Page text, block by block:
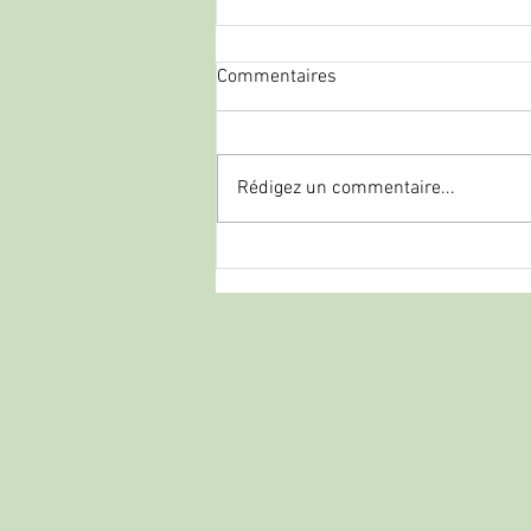
Commentaires
Rédigez un commentaire...